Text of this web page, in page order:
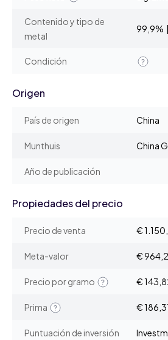
Contenido y tipo de
metal
99,9%
Condición
Origen
País de origen China
Munthuis China
Año de publicación
Propiedades del precio
Precio de venta €
Meta-valor €
Precio por gramo €
Prima €
Puntuación de inversión